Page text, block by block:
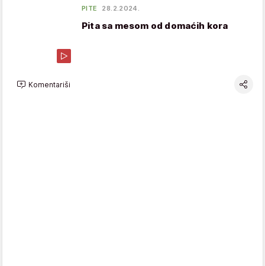
PITE 28.2.2024.
Pita sa mesom od domaćih kora
Komentariši